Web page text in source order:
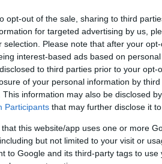
opt-out of the sale, sharing to third
for targeted advertising by us,
selection. Please note that after your
interest-based ads based on
to third parties prior to your
of your personal information by
This information may also be disclosed
Participants that may further disclose it
that this website/app uses one or more
but not limited to your visit or
to Google and its third-party tags to
zip e bottoni, sostituendoli con
èun pantalone che si adatta
, seguendone i movimenti e
Questo approccio non
una vestibilità inclusiva
filosofia è rappresentato da brand
ricerca tessile e nella
su capi che non passano